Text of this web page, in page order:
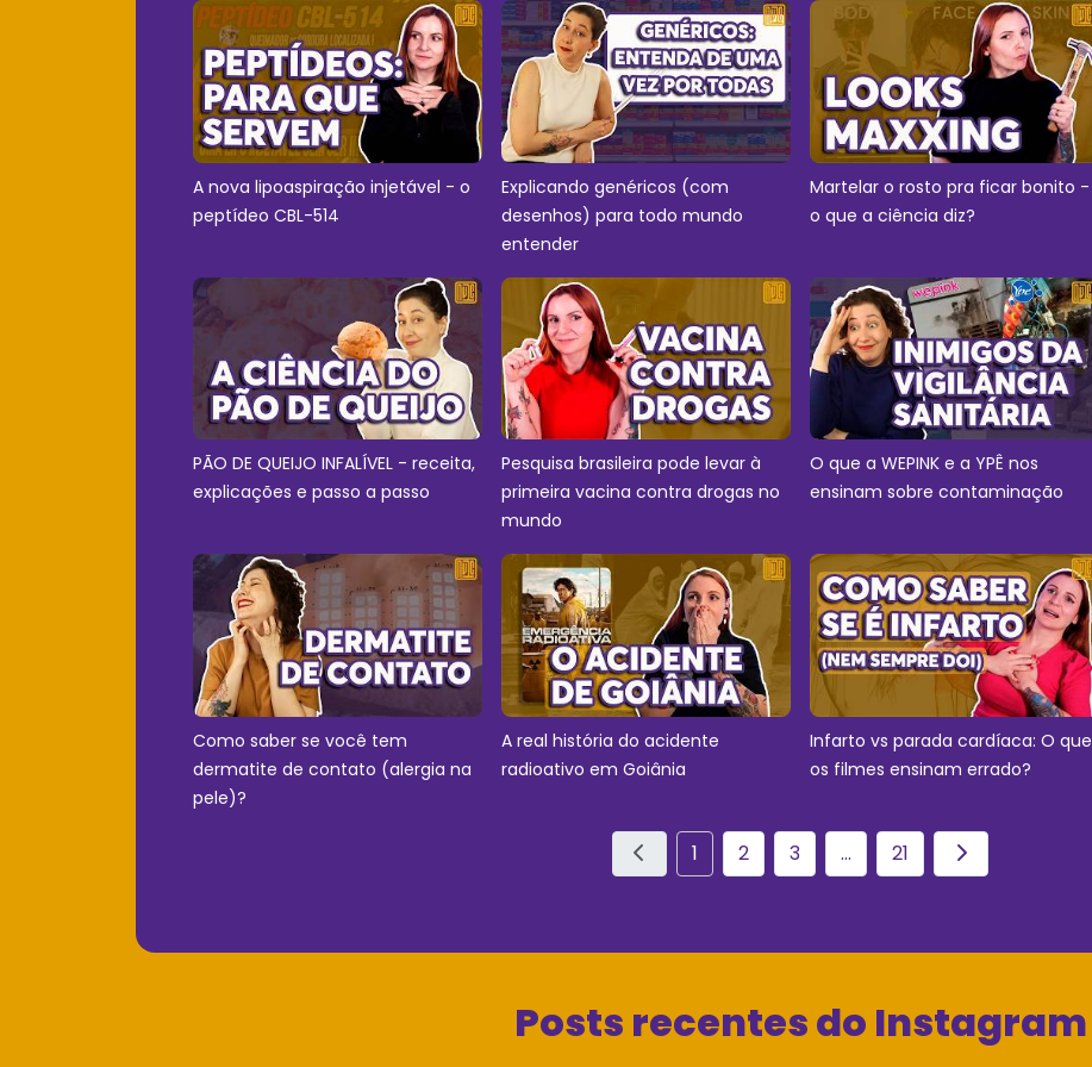
A nova lipoaspiração injetável - o
peptídeo CBL-514
Explicando genéricos (com
desenhos) para todo mundo
entender
Martelar o rosto pra ficar bonito -
o que a ciência diz?
PÃO DE QUEIJO INFALÍVEL - receita,
explicações e passo a passo
Pesquisa brasileira pode levar à
primeira vacina contra drogas no
mundo
O que a WEPINK e a YPÊ nos
ensinam sobre contaminação
Como saber se você tem
dermatite de contato (alergia na
pele)?
A real história do acidente
radioativo em Goiânia
Infarto vs parada cardíaca: O que
os filmes ensinam errado?
1 2 3 ... 21
Posts recentes do Instagram